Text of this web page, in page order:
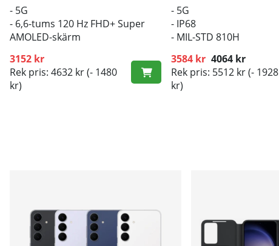
- 5G
- 6,6-tums 120 Hz FHD+ Super
AMOLED-skärm
3152 kr
Rek pris: 4632 kr(- 1480
kr)
- 5G
- IP68
- MIL-STD 810H
3584 kr 4064 kr
Rek pris: 5512 kr(- 1928
kr)
Ordinarie pris: